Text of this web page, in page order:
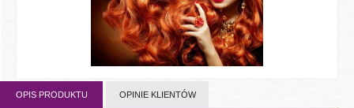
OPIS PRODUKTU OPINIE KLIENTÓW